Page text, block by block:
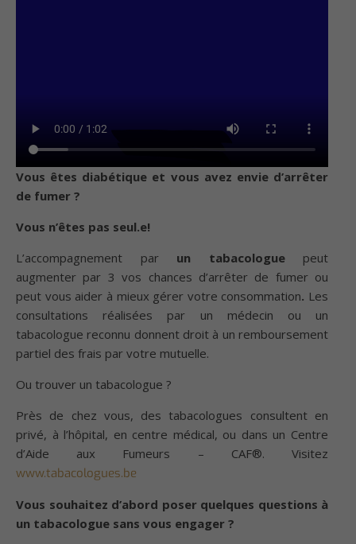
Vous êtes diabétique et vous avez envie d’arrêter
de fumer ?
Vous n’êtes pas seul.e!
L’accompagnement parun tabacologue peut
augmenter par 3 vos chances d’arrêter de fumer ou
peut vous aider à mieux gérer votre consommation. Les
consultations réalisées par un médecin ou un
tabacologue reconnu donnent droit à un remboursement
partiel des frais par votre mutuelle.
Ou trouver un tabacologue ?
Près de chez vous, des tabacologues consultent en
privé, à l’hôpital, en centre médical, ou dans un Centre
d’Aide aux Fumeurs – CAF®. Visitez
www.tabacologues.be
Vous souhaitez d’abord poser quelques questions à
un tabacologue sans vous engager ?